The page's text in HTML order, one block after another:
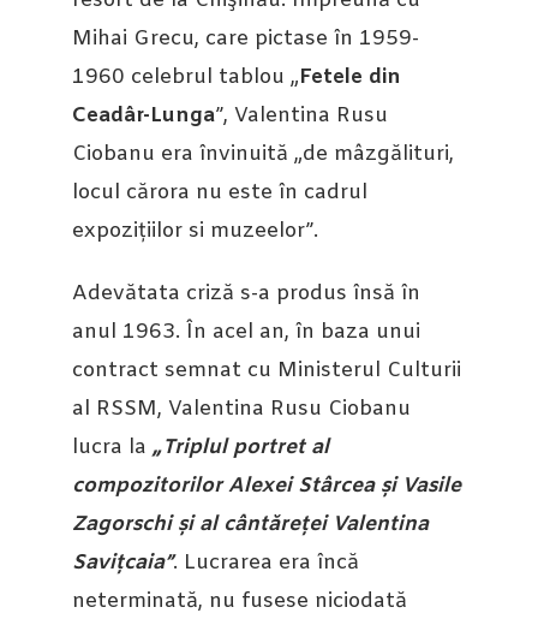
Mihai Grecu, care pictase în 1959-
1960 celebrul tablou „Fetele din
Ceadâr-Lunga”, Valentina Rusu
Ciobanu era învinuită „de mâzgălituri,
locul cărora nu este în cadrul
expozițiilor si muzeelor”.
Adevătata criză s-a produs însă în
anul 1963. În acel an, în baza unui
contract semnat cu Ministerul Culturii
al RSSM, Valentina Rusu Ciobanu
lucra la„Triplul portret al
compozitorilor Alexei Stârcea și Vasile
Zagorschi și al cântăreței Valentina
Savițcaia”. Lucrarea era încă
neterminată, nu fusese niciodată